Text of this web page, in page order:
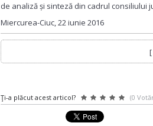
de analiză și sinteză din cadrul consiliului
Miercurea-Ciuc, 22 iunie 2016
[
Ţi-a plăcut acest articol? (0